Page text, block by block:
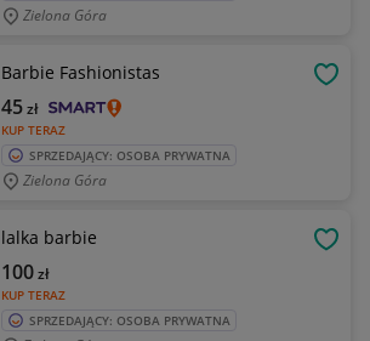
Zielona Góra
Barbie Fashionistas
KUP TERAZ
45zł
SPRZEDAJĄCY: OSOBA PRYWATNA
Zielona Góra
lalka barbie
KUP TERAZ
100zł
SPRZEDAJĄCY: OSOBA PRYWATNA